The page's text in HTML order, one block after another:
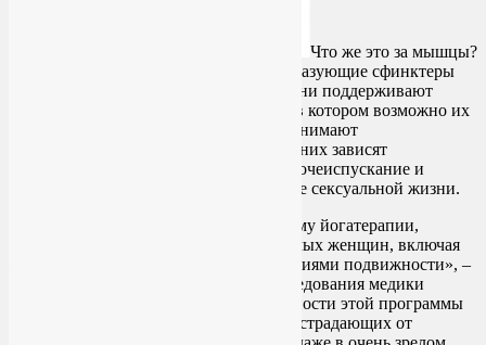
Что же это за мышцы?
Их достаточно много. Это мышцы, образующие сфинктеры
уретры, ануса и входа во влагалище. Они поддерживают
органы малого таза в том положении, в котором возможно их
здоровое функционирование. Они принимают
непосредственное участие в родах. От них зависят
выделительные функции организма (мочеиспускание и
дефекация). Я уже не говорю о качестве сексуальной жизни.
«Мы специально разработали программу йогатерапии,
которая была бы безопасной для пожилых женщин, включая
женщин с незначительными ограничениями подвижности», –
говорит доктор Хуан. В процессе исследования медики
убедились в безопасности и эффективности этой программы
для пожилых женщин, наиболее часто страдающих от